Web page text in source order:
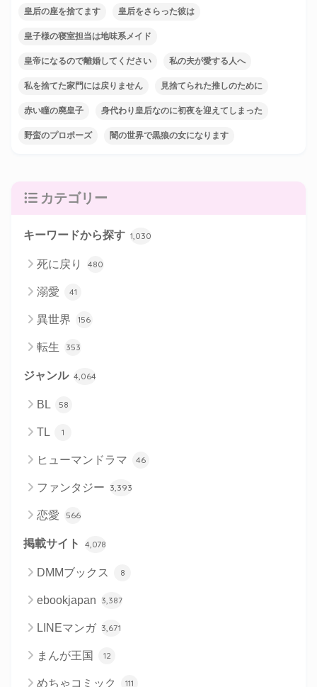
皇后の座を捨てます 皇后をさらった彼は
皇子様の寝室担当は地味系メイド
皇帝になるので離婚してください 私の夫が愛する人へ
私を捨てた家門には戻りません 見捨てられた推しのために
赤い瞳の廃皇子 身代わり皇后なのに初夜を迎えてしまった
野蛮のプロポーズ 闇の世界で黒狼の女になります
カテゴリー
キーワードから探す 1,030
死に戻り 480
溺愛 41
異世界 156
転生 353
ジャンル 4,064
BL 58
TL 1
ヒューマンドラマ 46
ファンタジー 3,393
恋愛 566
掲載サイト 4,078
DMMブックス 8
ebookjapan 3,387
LINEマンガ 3,671
まんが王国 12
めちゃコミック 111